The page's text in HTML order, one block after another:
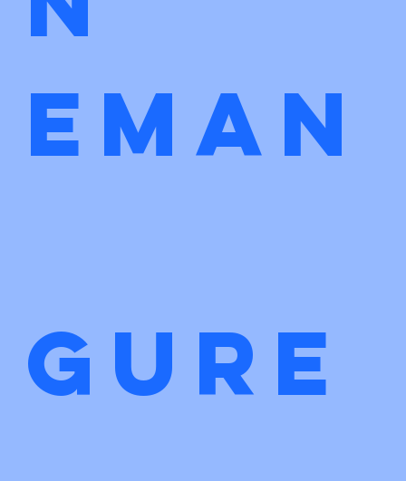
eman
gure